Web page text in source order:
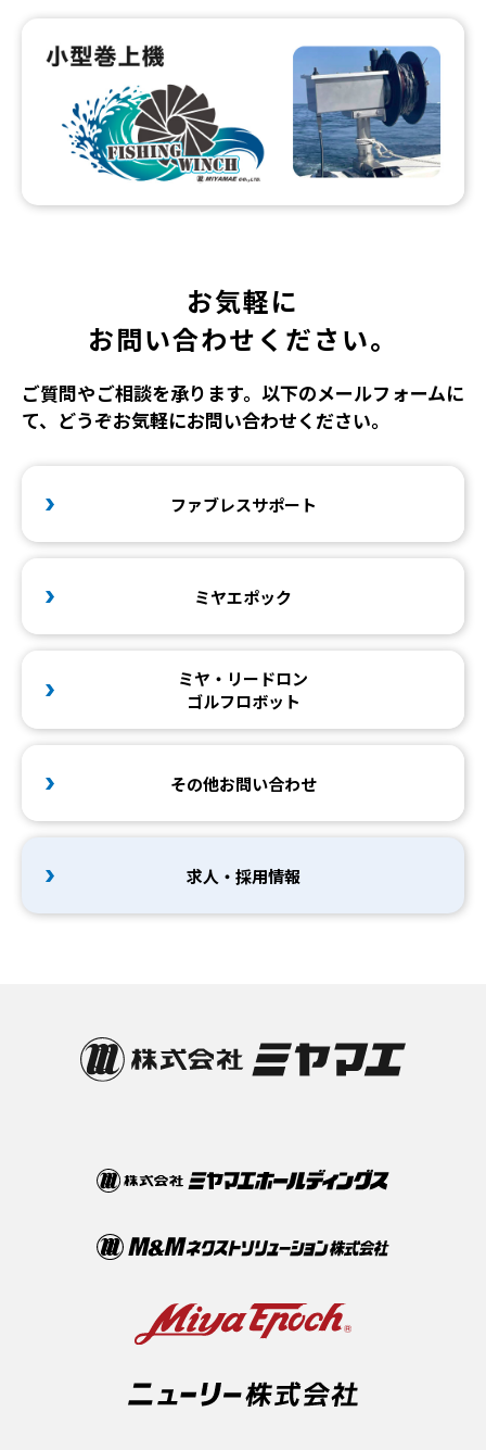
お気軽に
お問い合わせください。
ご質問やご相談を承ります。以下のメールフォームに
て、どうぞお気軽にお問い合わせください。
ファブレスサポート
ミヤエポック
ミヤ・リードロン
ゴルフロボット
その他お問い合わせ
求人・採用情報